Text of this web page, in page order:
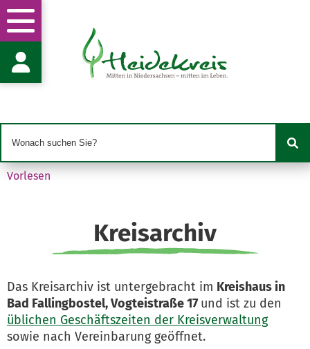
Recht und Kommunales
Frau U. Zalewski
kreisarchiv@heidekreis.de
05162 970-99302
Vorlesen
Kreisarchiv
Das Kreisarchiv ist untergebracht im Kreishaus in
Bad Fallingbostel, Vogteistraße 17 und ist zu den
üblichen Geschäftszeiten der Kreisverwaltung
sowie nach Vereinbarung geöffnet.